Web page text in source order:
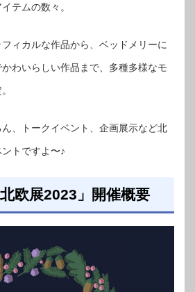
テムの数々。
ィカルな作品から、ベッドメリーに
わいらしい作品まで、多種多様なモ
、トークイベント、企画展示など北
トですよ〜♪
欧展2023」開催概要